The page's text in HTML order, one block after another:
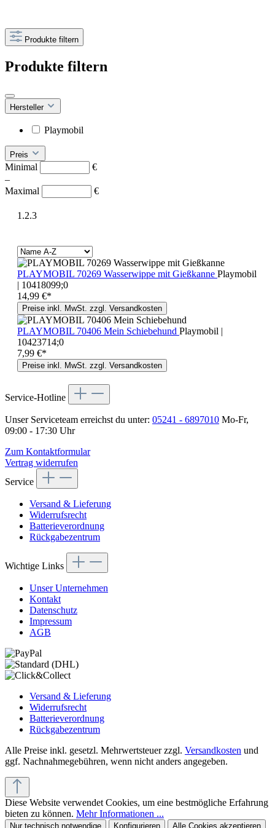
Produkte filtern
Produkte filtern
Hersteller
Playmobil
Preis
Minimal
€
–
Maximal
€
1.2.3
PLAYMOBIL 70269 Wasserwippe mit Gießkanne Playmobil
| 10418099;0
14,99 €*
Preise inkl. MwSt. zzgl. Versandkosten
PLAYMOBIL 70406 Mein Schiebehund Playmobil |
10423714;0
7,99 €*
Preise inkl. MwSt. zzgl. Versandkosten
Service-Hotline
Unser Serviceteam erreichst du unter: 05241 - 6897010 Mo-Fr,
09:00 - 17:30 Uhr
Zum Kontaktformular
Vertrag widerrufen
Service
Versand & Lieferung
Widerrufsrecht
Batterieverordnung
Rückgabezentrum
Wichtige Links
Unser Unternehmen
Kontakt
Datenschutz
Impressum
AGB
Versand & Lieferung
Widerrufsrecht
Batterieverordnung
Rückgabezentrum
Alle Preise inkl. gesetzl. Mehrwertsteuer zzgl. Versandkosten und
ggf. Nachnahmegebühren, wenn nicht anders angegeben.
Diese Website verwendet Cookies, um eine bestmögliche Erfahrung
bieten zu können. Mehr Informationen ...
Nur technisch notwendige Konfigurieren Alle Cookies akzeptieren